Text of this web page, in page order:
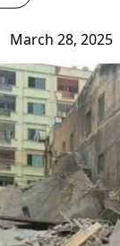
March 28, 2025